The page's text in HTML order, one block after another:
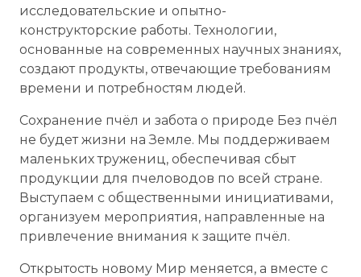
исследовательские и опытно-
конструкторские работы. Технологии,
основанные на современных научных знаниях,
создают продукты, отвечающие требованиям
времени и потребностям людей.
Сохранение пчёл и забота о природе Без пчёл
не будет жизни на Земле. Мы поддерживаем
маленьких тружениц, обеспечивая сбыт
продукции для пчеловодов по всей стране.
Выступаем с общественными инициативами,
организуем мероприятия, направленные на
привлечение внимания к защите пчёл.
Открытость новому Мир меняется, а вместе с